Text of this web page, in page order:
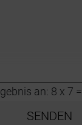
an: 8 x 7 =
SENDEN